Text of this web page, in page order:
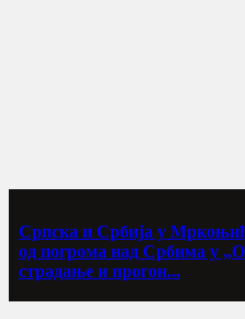
Српска и Србија у
од погрома над Србима у
страдање и прогон...